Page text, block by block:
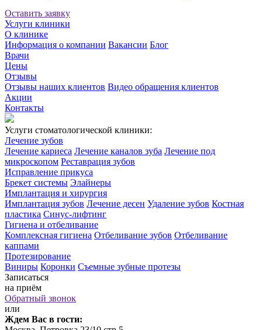
Оставить заявку
Услуги клиники
О клинике
Информация о компании Вакансии Блог
Врачи
Цены
Отзывы
Отзывы наших клиентов Видео обращения клиентов
Акции
Контакты
Услуги стоматологической клиники:
Лечение зубов
Лечение кариеса Лечение каналов зуба Лечение под
микроскопом Реставрация зубов
Исправление прикуса
Брекет системы Элайнеры
Имплантация и хирургия
Имплантация зубов Лечение десен Удаление зубов Костная
пластика Синус-лифтинг
Гигиена и отбеливание
Комплексная гигиена Отбеливание зубов Отбеливание
каппами
Протезирование
Виниры Коронки Съемные зубные протезы
Записаться
на приём
Обратный звонок
или
Ждем Вас в гости: